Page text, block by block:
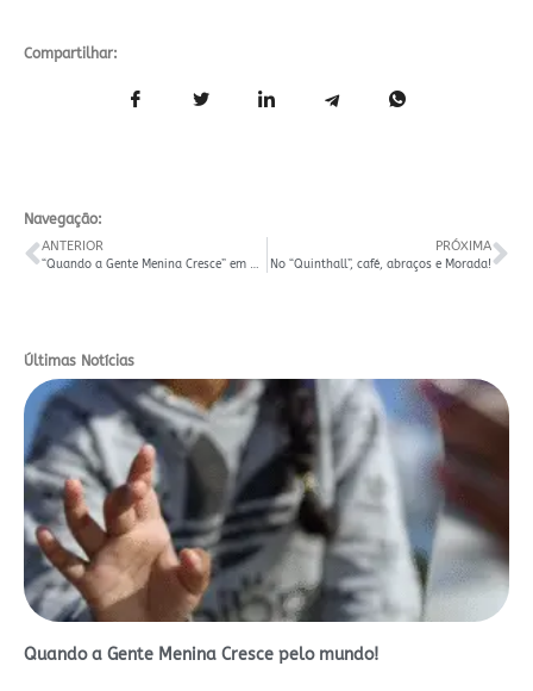
Compartilhar:
Navegação:
ANTERIOR
“Quando a Gente Menina Cresce” em um dos festivais mais antigos do país
PRÓXIMA
No “Quinthall”, café, abraços e Morada!
Últimas Notícias
Quando a Gente Menina Cresce pelo mundo!